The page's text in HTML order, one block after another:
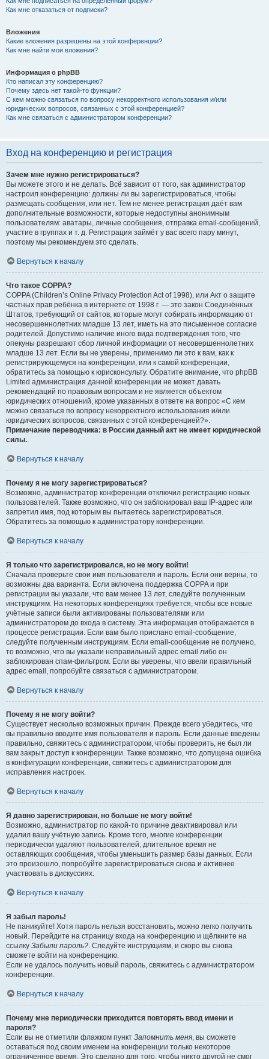
Как мне отказаться от подписки?
Вложения
Какие вложения разрешены на этой конференции?
Как мне найти мои вложения?
Информация о phpBB
Кто написал эту конференцию?
Почему здесь нет такой-то функции?
С кем можно связаться по вопросу некорректного использования и/или
юридических вопросов, связанных с этой конференцией?
Как мне связаться с администратором конференции?
Вход на конференцию и регистрация
Зачем мне нужно регистрироваться?
Вы можете этого и не делать. Всё зависит от того, как администратор
настроил конференцию: должны ли вы зарегистрироваться, чтобы
размещать сообщения, или нет. Тем не менее регистрация даёт вам
дополнительные возможности, которые недоступны анонимным
пользователям: аватары, личные сообщения, отправка email-сообщений,
участие в группах и т. д. Регистрация займёт у вас всего пару минут,
поэтому мы рекомендуем это сделать.
Вернуться к началу
Что такое COPPA?
COPPA (Children’s Online Privacy Protection Act of 1998), или Акт о защите
частных прав ребёнка в интернете от 1998 г. — это закон Соединённых
Штатов, требующий от сайтов, которые могут собирать информацию от
несовершеннолетних младше 13 лет, иметь на это письменное согласие
родителей. Допустимо наличие иного вида подтверждения того, что
опекуны разрешают сбор личной информации от несовершеннолетних
младше 13 лет. Если вы не уверены, применимо ли это к вам, как к
регистрирующемуся на конференции, или к самой конференции,
обратитесь за помощью к юрисконсульту. Обратите внимание, что phpBB
Limited администрация данной конференции не может давать
рекомендаций по правовым вопросам и не является объектом
юридических отношений, кроме указанных в ответе на вопрос «С кем
можно связаться по вопросу некорректного использования и/или
юридических вопросов, связанных с этой конференцией?».
Примечание переводчика: в России данный акт не имеет юридической
силы..
Вернуться к началу
Почему я не могу зарегистрироваться?
Возможно, администратор конференции отключил регистрацию новых
пользователей. Также возможно, что он заблокировал ваш IP-адрес или
запретил имя, под которым вы пытаетесь зарегистрироваться.
Обратитесь за помощью к администратору конференции.
Вернуться к началу
Я только что зарегистрировался, но не могу войти!
Сначала проверьте свои имя пользователя и пароль. Если они верны, то
возможны два варианта. Если включена поддержка COPPA и при
регистрации вы указали, что вам менее 13 лет, следуйте полученным
инструкциям. На некоторых конференциях требуется, чтобы все новые
учётные записи были активированы пользователями или
администратором до входа в систему. Эта информация отображается в
процессе регистрации. Если вам было прислано email-сообщение,
следуйте полученным инструкциям. Если email-сообщение не получено,
то возможно, что вы указали неправильный адрес email либо он
заблокирован спам-фильтром. Если вы уверены, что ввели правильный
адрес email, попробуйте связаться с администратором.
Вернуться к началу
Почему я не могу войти?
Существует несколько возможных причин. Прежде всего убедитесь, что
вы правильно вводите имя пользователя и пароль. Если данные введены
правильно, свяжитесь с администратором, чтобы проверить, не был ли
вам закрыт доступ к конференции. Также возможно, что допущена ошибка
в конфигурации конференции, свяжитесь с администратором для
исправления настроек.
Вернуться к началу
Я давно зарегистрирован, но больше не могу войти!
Возможно, администратор по какой-то причине деактивировал или
удалил вашу учётную запись. Кроме того, многие конференции
периодически удаляют пользователей, длительное время не
оставляющих сообщения, чтобы уменьшить размер базы данных. Если
это произошло, попробуйте зарегистрироваться снова и активнее
участвовать в дискуссиях.
Вернуться к началу
Я забыл пароль!
Не паникуйте! Хотя пароль нельзя восстановить, можно легко получить
новый. Перейдите на страницу входа на конференцию и щёлкните на
ссылку Забыли пароль?. Следуйте инструкциям, и скоро вы снова
сможете войти на конференцию.
Если не удалось получить новый пароль, свяжитесь с администратором
конференции.
Вернуться к началу
Почему мне периодически приходится повторять ввод имени и
пароля?
Если вы не отметили флажком пункт Запомнить меня, вы сможете
оставаться под своим именем на конференции только некоторое
ограниченное время. Это сделано для того, чтобы никто другой не смог